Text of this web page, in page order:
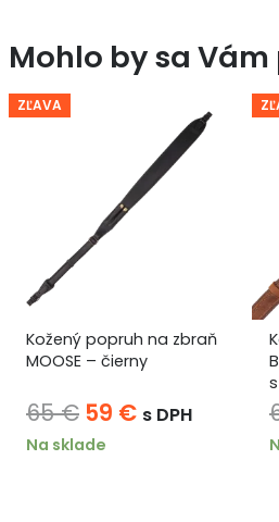
Mohlo by sa
ZĽAVA
Kožený popruh na zbraň
MOOSE – čierny
65€ Pôvodná
cena
59 €Aktuálna
s DPH
Na sklade